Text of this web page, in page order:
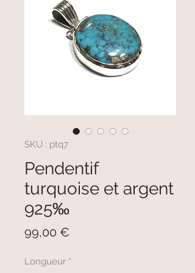
SKU : ptq7
Pendentif
turquoise et argent
925‰
99,00 €
Longueur *